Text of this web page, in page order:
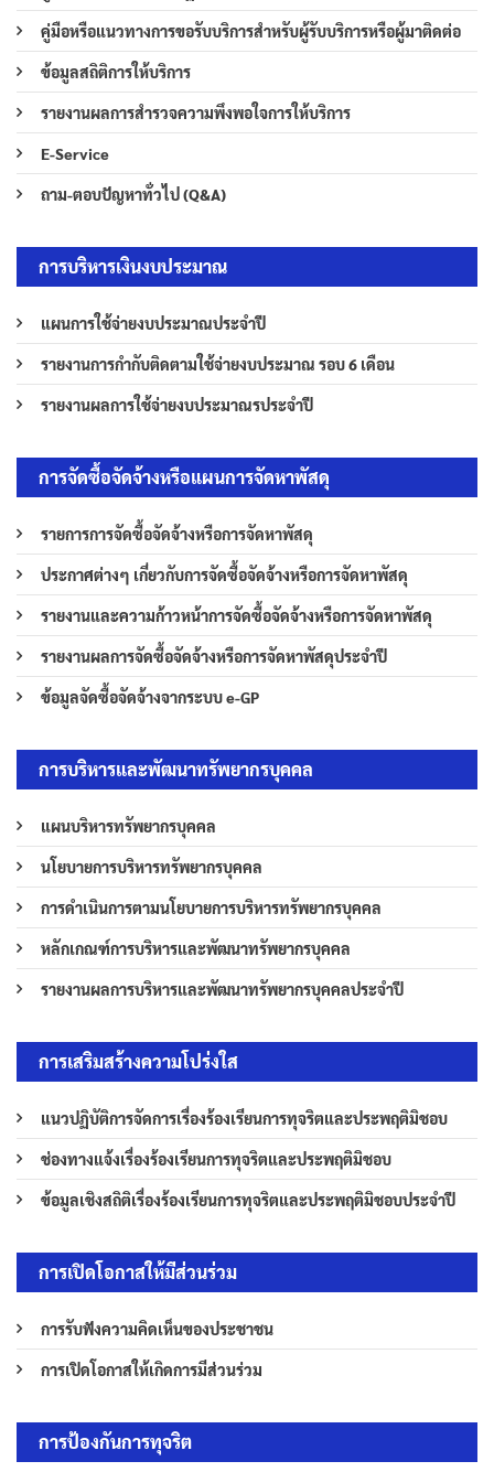
คู่มือหรือแนวทางการขอรับบริการสำหรับผู้รับบริการหรือผู้มาติดต่อ
ข้อมูลสถิติการให้บริการ
รายงานผลการสำรวจความพึงพอใจการให้บริการ
E-Service
ถาม-ตอบปัญหาทั่วไป (Q&A)
การบริหารเงินงบประมาณ
แผนการใช้จ่ายงบประมาณประจำปี
รายงานการกำกับติดตามใช้จ่ายงบประมาณ รอบ 6 เดือน
รายงานผลการใช้จ่ายงบประมาณรประจำปี
การจัดซื้อจัดจ้างหรือแผนการจัดหาพัสดุ
รายการการจัดซื้อจัดจ้างหรือการจัดหาพัสดุ
ประกาศต่างๆ เกี่ยวกับการจัดซื้อจัดจ้างหรือการจัดหาพัสดุ
รายงานและความก้าวหน้าการจัดซื้อจัดจ้างหรือการจัดหาพัสดุ
รายงานผลการจัดซื้อจัดจ้างหรือการจัดหาพัสดุประจำปี
ข้อมูลจัดซื้อจัดจ้างจากระบบ e-GP
การบริหารและพัฒนาทรัพยากรบุคคล
แผนบริหารทรัพยากรบุคคล
นโยบายการบริหารทรัพยากรบุคคล
การดำเนินการตามนโยบายการบริหารทรัพยากรบุคคล
หลักเกณฑ์การบริหารและพัฒนาทรัพยากรบุคคล
รายงานผลการบริหารและพัฒนาทรัพยากรบุคคลประจำปี
การเสริมสร้างความโปร่งใส
แนวปฏิบัติการจัดการเรื่องร้องเรียนการทุจริตและประพฤติมิชอบ
ช่องทางแจ้งเรื่องร้องเรียนการทุจริตและประพฤติมิชอบ
ข้อมูลเชิงสถิติเรื่องร้องเรียนการทุจริตและประพฤติมิชอบประจำปี
การเปิดโอกาสให้มีส่วนร่วม
การรับฟังความคิดเห็นของประชาชน
การเปิดโอกาสให้เกิดการมีส่วนร่วม
การป้องกันการทุจริต